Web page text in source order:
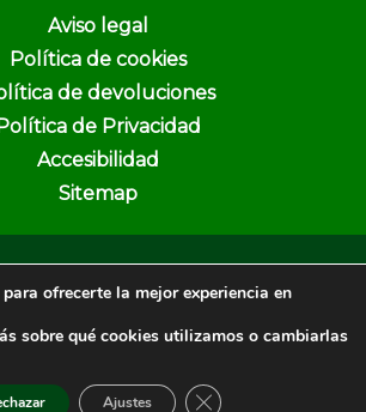
Aviso legal
Política de cookies
de devoluciones
de Privacidad
Accesibilidad
Sitemap
ofrecerte la mejor experiencia en
sobre qué cookies utilizamos o cambiarlas
Ajustes Cerrar el banner de